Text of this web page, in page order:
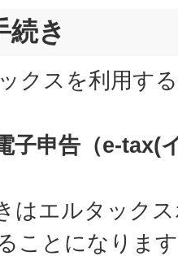
続き
クスを利用す
子申告（e-tax(
はエルタック
ことになりま